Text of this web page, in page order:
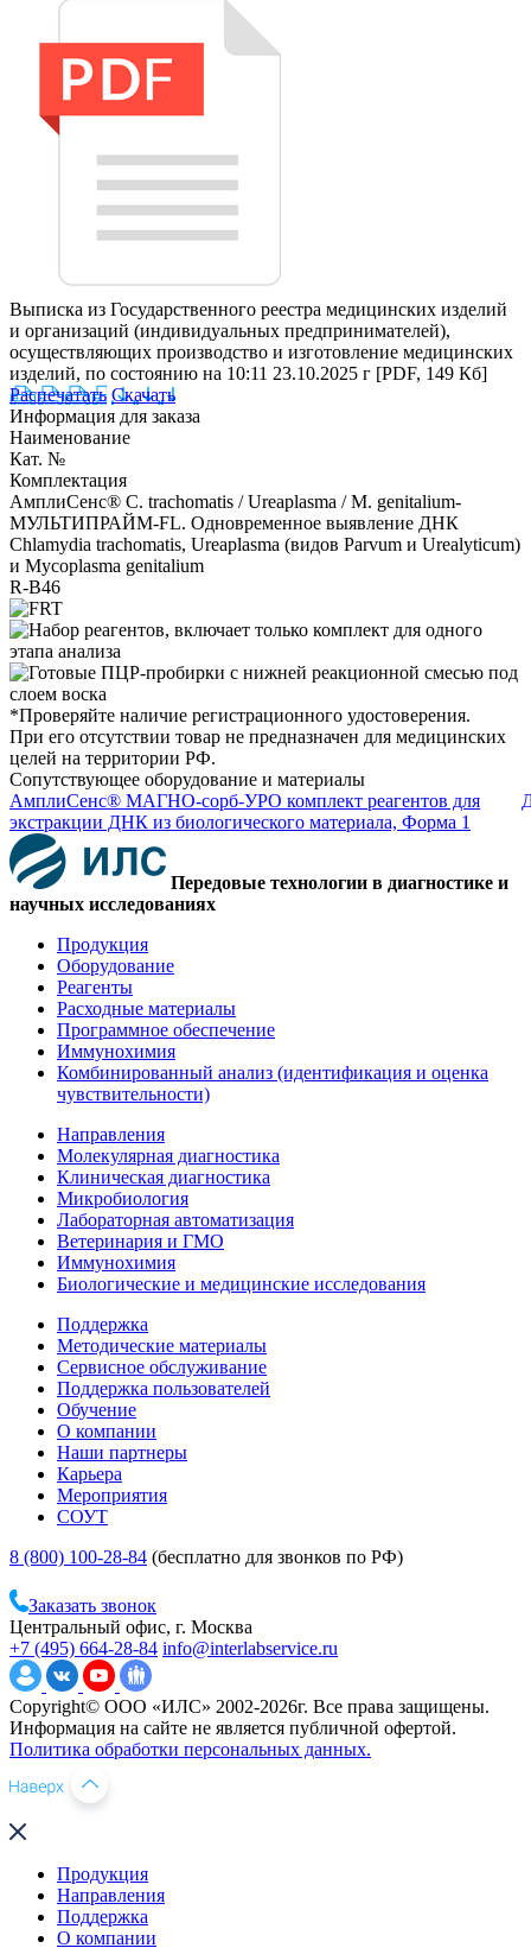
Выписка из Государственного реестра медицинских изделий
и организаций (индивидуальных предпринимателей),
осуществляющих производство и изготовление медицинских
изделий, по состоянию на 10:11 23.10.2025 г [PDF, 149 Кб]
Распечатать Скачать
Информация для заказа
Наименование
Кат. №
Комплектация
АмплиСенс® C. trachomatis / Ureaplasma / M. genitalium-
МУЛЬТИПРАЙМ-FL. Одновременное выявление ДНК
Chlamydia trachomatis, Ureaplasma (видов Parvum и Urealyticum)
и Mycoplasma genitalium
R-B46
*Проверяйте наличие регистрационного удостоверения.
При его отсутствии товар не предназначен для медицинских
целей на территории РФ.
Сопутствующее оборудование и материалы
АмплиСенс® МАГНО-сорб-УРО комплект реагентов для
экстракции ДНК из биологического материала, Форма 1
Передовые технологии в диагностике и
научных исследованиях
Продукция
Оборудование
Реагенты
Расходные материалы
Программное обеспечение
Иммунохимия
Комбинированный анализ (идентификация и оценка
чувствительности)
Направления
Молекулярная диагностика
Клиническая диагностика
Микробиология
Лабораторная автоматизация
Ветеринария и ГМО
Иммунохимия
Биологические и медицинские исследования
Поддержка
Методические материалы
Сервисное обслуживание
Поддержка пользователей
Обучение
О компании
Наши партнеры
Карьера
Мероприятия
СОУТ
8 (800) 100-28-84 (бесплатно для звонков по РФ)
Заказать звонок
Центральный офис, г. Москва
+7 (495) 664-28-84 info@interlabservice.ru
Copyright© ООО «ИЛС» 2002-2026г. Все права защищены.
Информация на сайте не является публичной офертой.
Политика обработки персональных данных.
Продукция
Направления
Поддержка
О компании